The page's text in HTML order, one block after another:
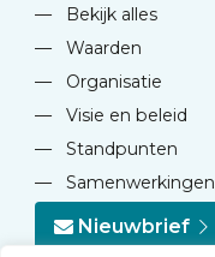
—
Bekijk alles
—
Waarden
—
Organisatie
—
Visie en beleid
—
Standpunten
—
Samenwerkingen
Nieuwbrief